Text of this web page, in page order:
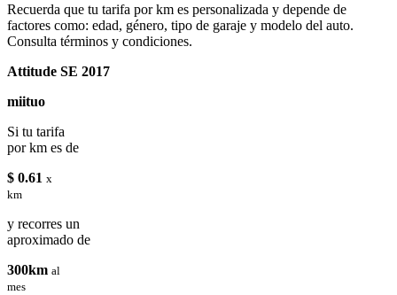
Recuerda que tu tarifa por km es personalizada y depende de
factores como: edad, género, tipo de garaje y modelo del auto.
Consulta términos y condiciones.
Attitude SE 2017
miituo
Si tu tarifa
por km es de
$ 0.61 x
km
y recorres un
aproximado de
300km al
mes